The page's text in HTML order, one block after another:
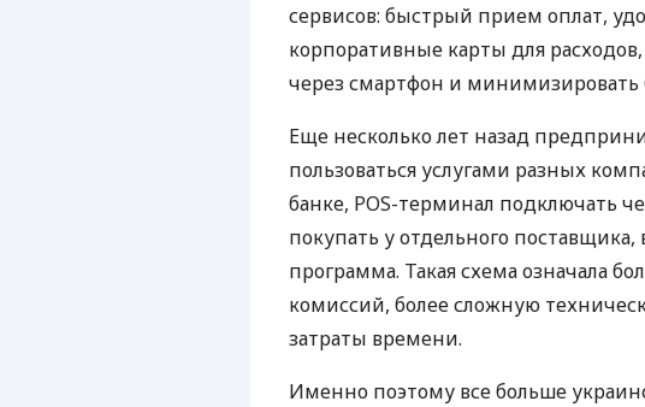
сервисов: быстрый прием оплат,
корпоративные карты для
через смартфон и минимизировать
Еще несколько лет назад
пользоваться услугами разных
банке, POS-терминал подключать
покупать у отдельного
программа. Такая схема означала
комиссий, более сложную
затраты времени.
Именно поэтому все больше